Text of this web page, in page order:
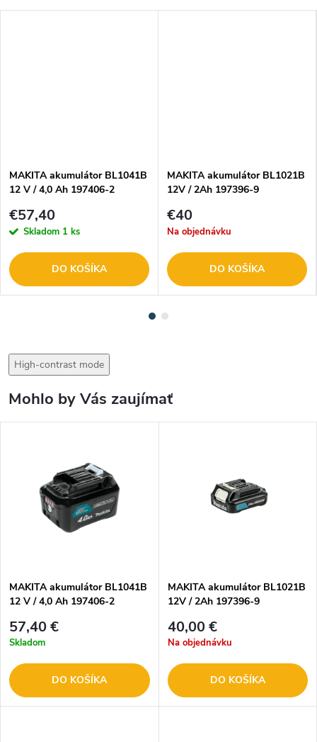
MAKITA akumulátor BL1041B
12 V / 4,0 Ah 197406-2
€57,40
Skladom 1 ks
DO KOŠÍKA
MAKITA akumulátor BL1021B
12V / 2Ah 197396-9
€40
Na objednávku
DO KOŠÍKA
High-contrast mode
Mohlo by Vás zaujímať
MAKITA akumulátor BL1041B
12 V / 4,0 Ah 197406-2
57,40 €
Skladom
DO KOŠÍKA
MAKITA akumulátor BL1021B
12V / 2Ah 197396-9
40,00 €
Na objednávku
DO KOŠÍKA